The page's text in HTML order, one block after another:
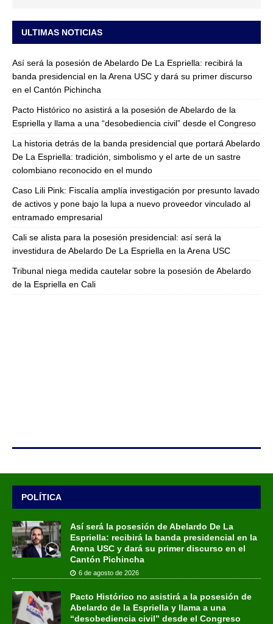
ULTIMAS NOTICIAS
Así será la posesión de Abelardo De La Espriella: recibirá la
banda presidencial en la Arena USC y dará su primer discurso
en el Cantón Pichincha
Pacto Histórico no asistirá a la posesión de Abelardo de la
Espriella y llama a una “desobediencia civil” desde el Congreso
La historia detrás de la banda presidencial que portará Abelardo
De La Espriella: tradición, simbolismo y el arte de un sastre
colombiano reconocido en el mundo
Caso Lili Pink: Fiscalía amplía investigación por presunto lavado
de activos y pone bajo la lupa a nuevo proveedor vinculado al
entramado empresarial
Cali se alista para la posesión presidencial: así será la
investidura de Abelardo De La Espriella en la Arena USC
Tribunal niega medida cautelar sobre la posesión de Abelardo
de la Espriella en Cali
POLÍTICA
Así será la posesión de Abelardo De La
Espriella: recibirá la banda presidencial en la
Arena USC y dará su primer discurso en el
Cantón Pichincha
6 de agosto de 2026
Pacto Histórico no asistirá a la posesión de
Abelardo de la Espriella y llama a una
“desobediencia civil” desde el Congreso